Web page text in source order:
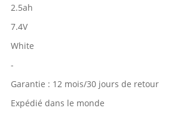
2.5ah
7.4V
White
-
Garantie : 12 mois/30 jours de retour
Expédié dans le monde